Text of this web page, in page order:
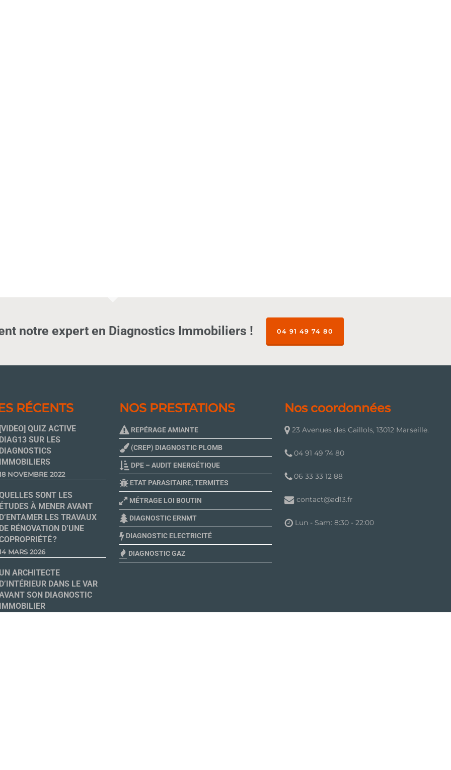
notre expert en Diagnostics Immobiliers ! 04 91 49 74 80
RÉCENTS
[VIDEO] QUIZ ACTIVE
DIAG13 SUR LES
DIAGNOSTICS
IMMOBILIERS
NOVEMBRE 2022
SONT LES
ÉTUDES À MENER AVANT
D’ENTAMER LES TRAVAUX
DE RÉNOVATION D’UNE
?
MARS 2026
UN ARCHITECTE
D’INTÉRIEUR DANS LE VAR
SON DIAGNOSTIC
IMMOBILIER
NOS PRESTATIONS
REPÉRAGE AMIANTE
(CREP) DIAGNOSTIC PLOMB
DPE – AUDIT ENERGÉTIQUE
ETAT PARASITAIRE, TERMITES
MÉTRAGE LOI BOUTIN
DIAGNOSTIC ERNMT
DIAGNOSTIC ELECTRICITÉ
DIAGNOSTIC GAZ
Nos coordonnées
23 Avenues des Caillols, 13012 Marseille.
04 91 49 74 80
06 33 33 12 88
contact@ad13.fr
Lun - Sam: 8:30 - 22:00